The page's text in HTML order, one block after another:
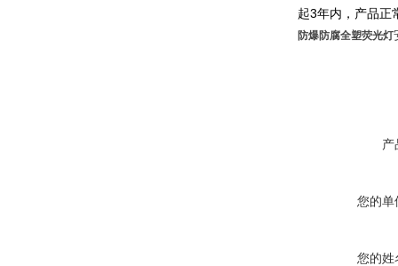
起3年内，产品正
防爆防腐全塑荧光灯
产
您的单
您的姓